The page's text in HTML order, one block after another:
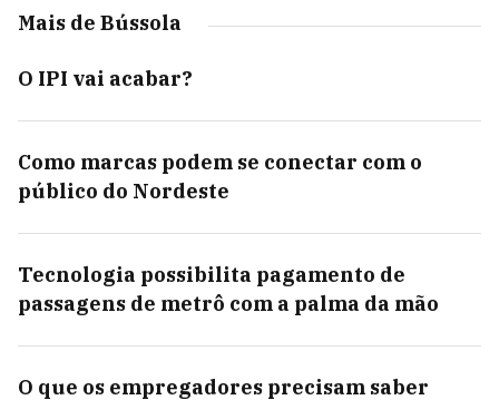
Mais de Bússola
O IPI vai acabar?
Como marcas podem se conectar com o
público do Nordeste
Tecnologia possibilita pagamento de
passagens de metrô com a palma da mão
O que os empregadores precisam saber